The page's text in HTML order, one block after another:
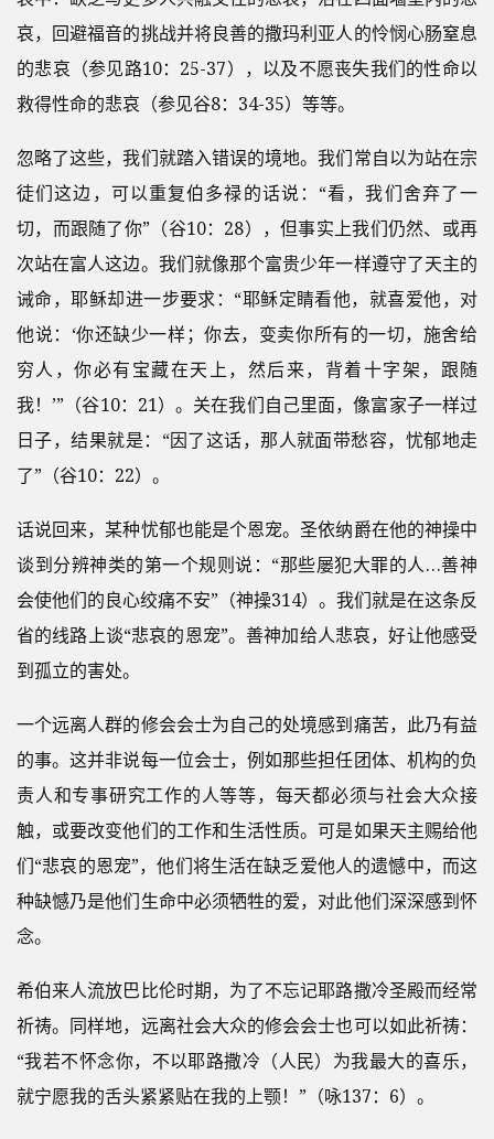
哀，回避福音的挑战并将良善的撒玛利亚人的怜悯心肠窒息
的悲哀（参见路10：25-37），以及不愿丧失我们的性命以
救得性命的悲哀（参见谷8：34-35）等等。
忽略了这些，我们就踏入错误的境地。我们常自以为站在宗
徒们这边，可以重复伯多禄的话说：“看，我们舍弃了一
切，而跟随了你”（谷10：28），但事实上我们仍然、或再
次站在富人这边。我们就像那个富贵少年一样遵守了天主的
诫命，耶稣却进一步要求：“耶稣定睛看他，就喜爱他，对
他说：‘你还缺少一样；你去，变卖你所有的一切，施舍给
穷人，你必有宝藏在天上，然后来，背着十字架，跟随
我！’”（谷10：21）。关在我们自己里面，像富家子一样过
日子，结果就是：“因了这话，那人就面带愁容，忧郁地走
了”（谷10：22）。
话说回来，某种忧郁也能是个恩宠。圣依纳爵在他的神操中
谈到分辨神类的第一个规则说：“那些屡犯大罪的人…善神
会使他们的良心绞痛不安”（神操314）。我们就是在这条反
省的线路上谈“悲哀的恩宠”。善神加给人悲哀，好让他感受
到孤立的害处。
一个远离人群的修会会士为自己的处境感到痛苦，此乃有益
的事。这并非说每一位会士，例如那些担任团体、机构的负
责人和专事研究工作的人等等，每天都必须与社会大众接
触，或要改变他们的工作和生活性质。可是如果天主赐给他
们“悲哀的恩宠”，他们将生活在缺乏爱他人的遗憾中，而这
种缺憾乃是他们生命中必须牺牲的爱，对此他们深深感到怀
念。
希伯来人流放巴比伦时期，为了不忘记耶路撒冷圣殿而经常
祈祷。同样地，远离社会大众的修会会士也可以如此祈祷：
“我若不怀念你，不以耶路撒冷（人民）为我最大的喜乐，
就宁愿我的舌头紧紧贴在我的上颚！”（咏137：6）。